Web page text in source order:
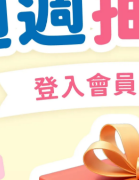
英國獲獎無數的作家兼插
一本關於人際互動、表達善